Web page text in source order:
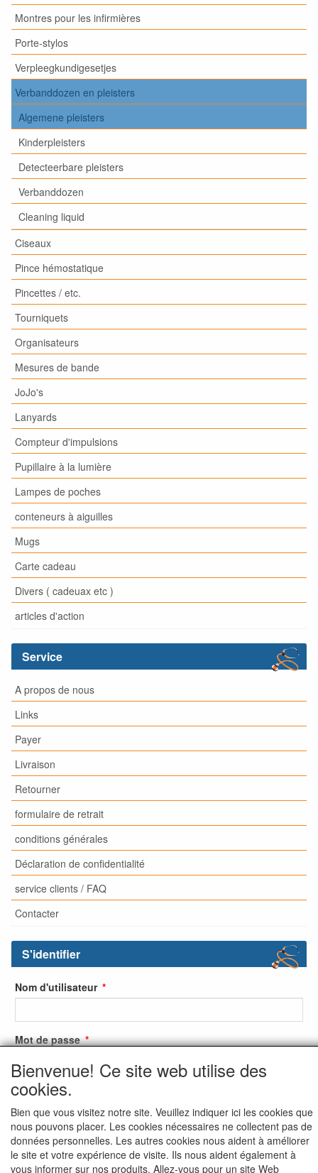
Montres pour les infirmières
Porte-stylos
Verpleegkundigesetjes
Verbanddozen en pleisters
Algemene pleisters
Kinderpleisters
Detecteerbare pleisters
Verbanddozen
Cleaning liquid
Ciseaux
Pince hémostatique
Pincettes / etc.
Tourniquets
Organisateurs
Mesures de bande
JoJo's
Lanyards
Compteur d'impulsions
Pupillaire à la lumière
Lampes de poches
conteneurs à aiguilles
Mugs
Carte cadeau
Divers ( cadeuax etc )
articles d'action
Service
A propos de nous
Links
Payer
Livraison
Retourner
formulaire de retrait
conditions générales
Déclaration de confidentialité
service clients / FAQ
Contacter
S'identifier
Nom d'utilisateur
Mot de passe
S'inscrire
Mot de passe oublié ?
Bienvenue! Ce site web utilise des
cookies.
Bien que vous visitez notre site. Veuillez indiquer ici les cookies que
nous pouvons placer. Les cookies nécessaires ne collectent pas de
données personnelles. Les autres cookies nous aident à améliorer
le site et votre expérience de visite. Ils nous aident également à
vous informer sur nos produits. Allez-vous pour un site Web